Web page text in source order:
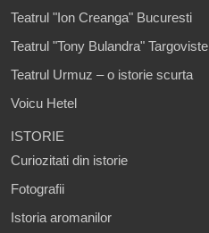
Teatrul "Ion Creanga" Bucuresti
Teatrul "Tony Bulandra" Targoviste
Teatrul Urmuz – o istorie scurta
Voicu Hetel
ISTORIE
Curiozitati din istorie
Fotografii
Istoria aromanilor